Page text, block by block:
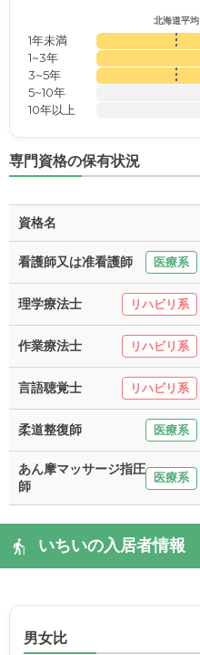
北海道平均
1年未満
1~3年
3~5年
5~10年
10年以上
専門資格の保有状況
資格名
看護師又は准看護師 医療系
理学療法士 リハビリ系
作業療法士 リハビリ系
言語聴覚士 リハビリ系
柔道整復師 医療系
あん摩マッサージ指圧
師
医療系
いちいの入居者情報
男女比